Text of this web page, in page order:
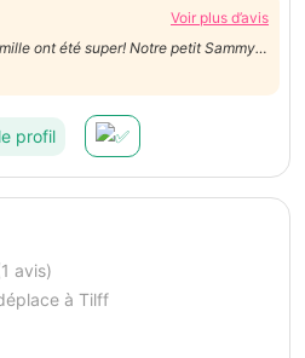
Voir plus d’avis
ont été super! Notre petit Sammy a
s'il était chez lui! 5/5 bien mérité!
profil
avis)
à Tilff